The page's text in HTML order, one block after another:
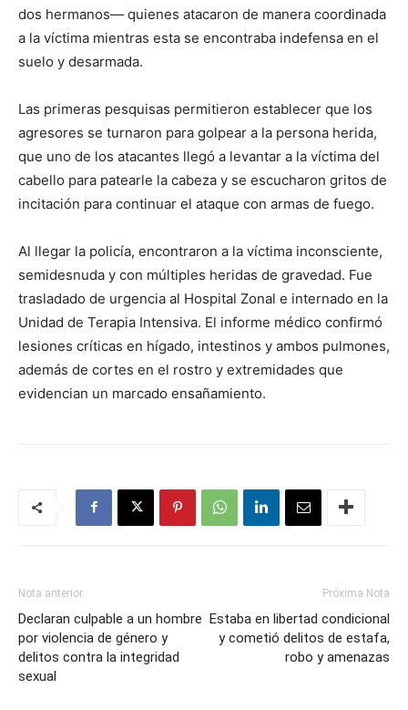
dos hermanos— quienes atacaron de manera coordinada
a la víctima mientras esta se encontraba indefensa en el
suelo y desarmada.
Las primeras pesquisas permitieron establecer que los
agresores se turnaron para golpear a la persona herida,
que uno de los atacantes llegó a levantar a la víctima del
cabello para patearle la cabeza y se escucharon gritos de
incitación para continuar el ataque con armas de fuego.
Al llegar la policía, encontraron a la víctima inconsciente,
semidesnuda y con múltiples heridas de gravedad. Fue
trasladado de urgencia al Hospital Zonal e internado en la
Unidad de Terapia Intensiva. El informe médico confirmó
lesiones críticas en hígado, intestinos y ambos pulmones,
además de cortes en el rostro y extremidades que
evidencian un marcado ensañamiento.
Nota anterior
Declaran culpable a un hombre
por violencia de género y
delitos contra la integridad
sexual
Próxima Nota
Estaba en libertad condicional
y cometió delitos de estafa,
robo y amenazas